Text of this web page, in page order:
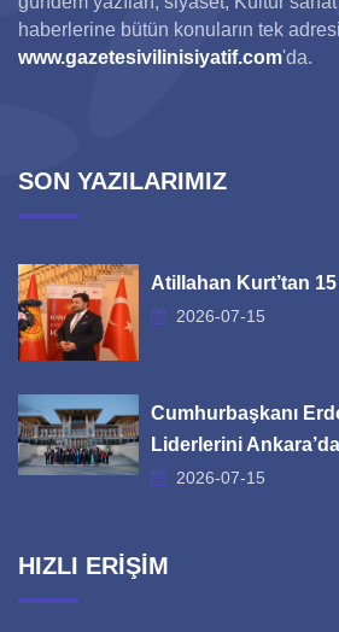
haberlerine bütün konuların tek adresi
www.gazetesivilinisiyatif.com'da.
SON YAZILARIMIZ
Atillahan Kurt’tan 15
2026-07-15
Cumhurbaşkanı
Liderlerini Ankara’da
2026-07-15
HIZLI ERİŞİM